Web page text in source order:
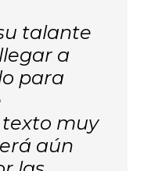
talante
a
para
texto muy
aún